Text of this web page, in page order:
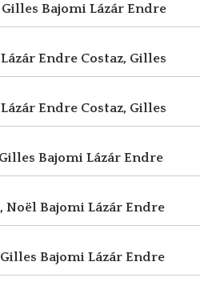
Gilles Bajomi Lázár Endre
Lázár Endre Costaz, Gilles
Lázár Endre Costaz, Gilles
Bajomi Lázár Endre
Noël Bajomi Lázár Endre
Gilles Bajomi Lázár Endre